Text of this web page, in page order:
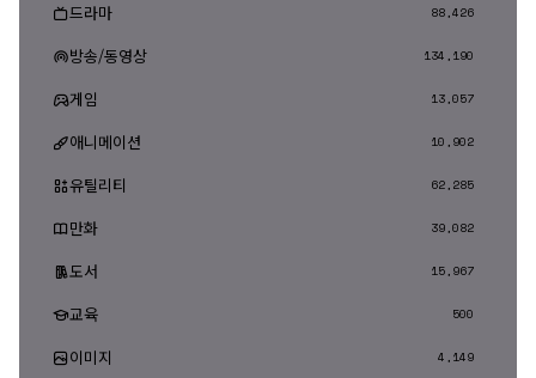
드라마 88,426
방송/동영상 134,190
게임 13,057
애니메이션 10,902
유틸리티 62,285
만화 39,082
도서 15,967
교육 500
이미지 4,149